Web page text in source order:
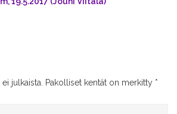
julkaista. Pakolliset kentät on merkitty *